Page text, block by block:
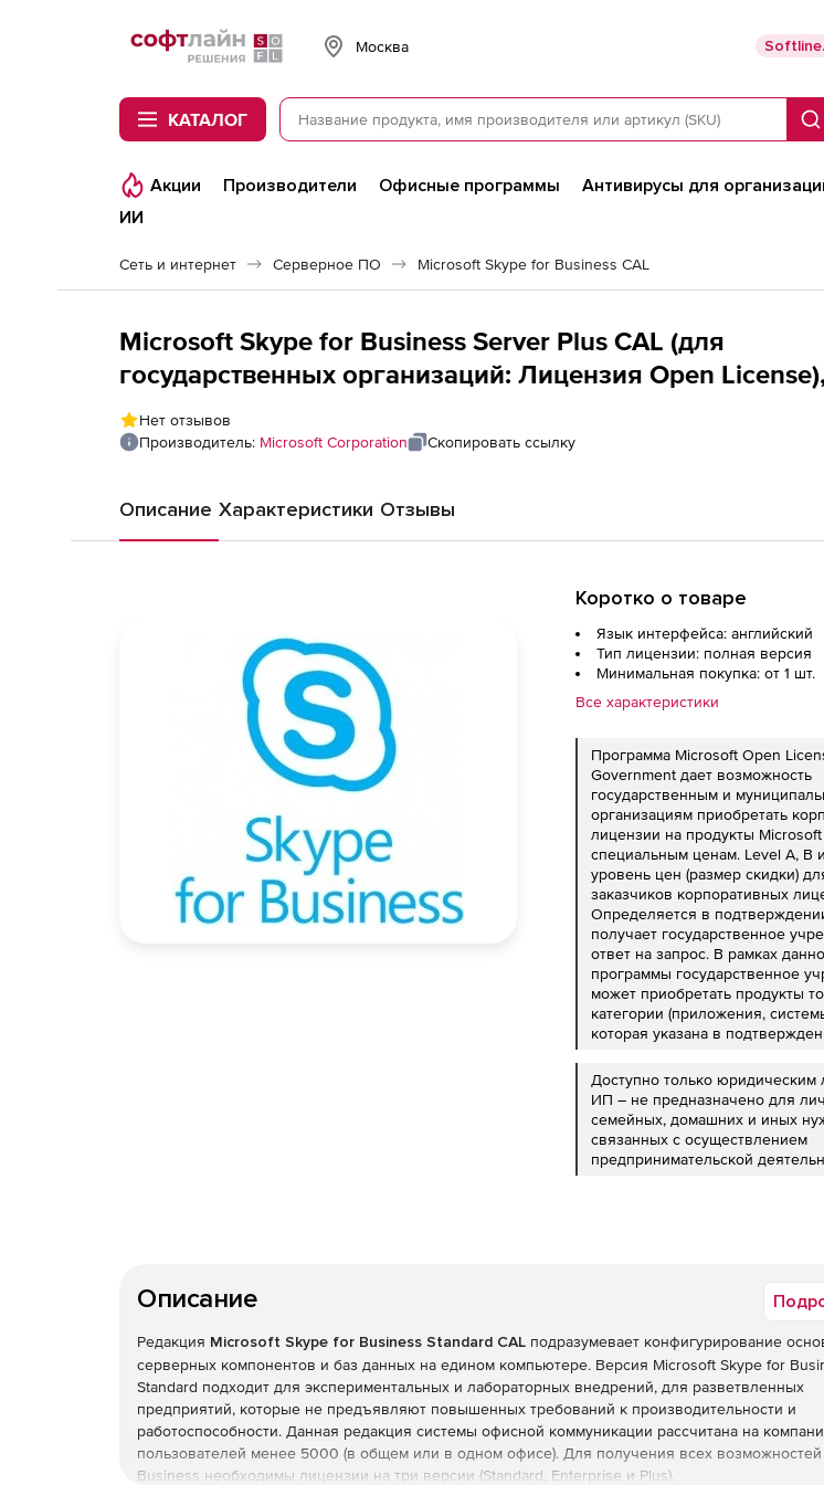
Softline
Москва
КАТАЛОГ
Акции Производители Офисные программы Антивирусы для
ИИ
Сеть и интернет Серверное ПО Microsoft Skype for Business CAL
Microsoft Skype for Business Server Plus CAL (для
государственных организаций: Лицензия Open
Level C User
Нет отзывов
Производитель: Microsoft Corporation Скопировать ссылку
Описание Характеристики Отзывы
Коротко о товаре
Язык интерфейса: английский
Тип лицензии: полная версия
Минимальная покупка: от 1 шт.
Все характеристики
Программа Microsoft Open
Government дает возможность
государственным и
организациям приобретать
лицензии на продукты
специальным ценам. Level А, В
уровень цен (размер скидки)
заказчиков корпоративных
Определяется в
получает государственное
ответ на запрос. В рамках
программы государственное
может приобретать продукты
категории (приложения,
которая указана в
Доступно только юридическим
ИП – не предназначено для
семейных, домашних и иных
связанных с осуществлением
предпринимательской
Описание
Редакция Microsoft Skype for Business Standard CAL подразумевает конфигурирование
серверных компонентов и баз данных на едином компьютере. Версия Microsoft Skype for
Standard подходит для экспериментальных и лабораторных внедрений, для разветвленных
предприятий, которые не предъявляют повышенных требований к производительности и
работоспособности. Данная редакция системы офисной коммуникации рассчитана на
пользователей менее 5000 (в общем или в одном офисе). Для получения всех
Business необходимы лицензии на три версии (Standard, Enterprise и Plus).